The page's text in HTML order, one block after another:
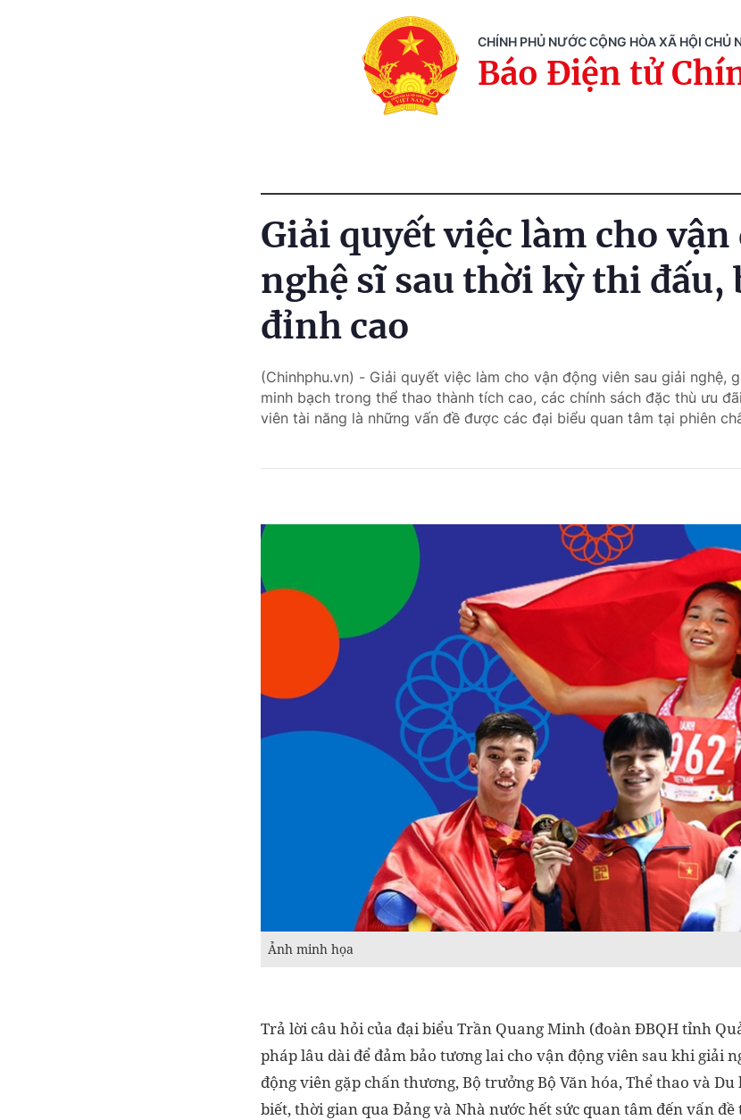
CHÍNH PHỦ NƯỚC CỘNG HÒA XÃ HỘI CHỦ
Báo Điện tử
Giải quyết việc làm cho
nghệ sĩ sau thời kỳ thi đấu,
đỉnh cao
(Chinhphu.vn) - Giải quyết việc làm cho vận động viên sau giải nghệ,
minh bạch trong thể thao thành tích cao, các chính sách đặc thù ưu
viên tài năng là những vấn đề được các đại biểu quan tâm tại phiên
Ảnh minh họa
Trả lời câu hỏi của đại biểu Trần Quang Minh (đoàn ĐBQH tỉnh
pháp lâu dài để đảm bảo tương lai cho vận động viên sau khi giải
động viên gặp chấn thương, Bộ trưởng Bộ Văn hóa, Thể thao và
biết, thời gian qua Đảng và Nhà nước hết sức quan tâm đến vấn